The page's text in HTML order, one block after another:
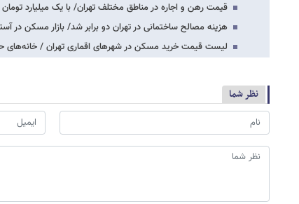
قیمت رهن و اجاره در مناطق مختلف تهران/ با یک میلیارد تومان
هزینه مصالح ساختمانی در تهران دو برابر شد/ بازار مسکن در
لیست قیمت خرید مسکن در شهرهای اقماری تهران / خانه‌های
نظر شما